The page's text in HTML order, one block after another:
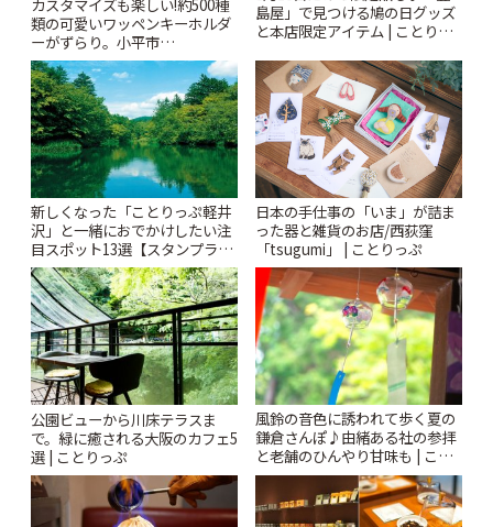
類の可愛いワッペンキーホルダ
ーがずらり。小平市
「Kimamaya T&K」 | ことりっ
ぷ
島屋」で見つける鳩の日グッズ
と本店限定アイテム | ことりっ
新しくなった「ことりっぷ軽井
沢」と一緒におでかけしたい注
目スポット13選【スタンプラリ
ー開催中】 | ことりっぷ
日本の手仕事の「いま」が詰ま
った器と雑貨のお店/西荻窪
「tsugumi」 | ことりっぷ
公園ビューから川床テラスま
で。緑に癒される大阪のカフェ5
選 | ことりっぷ
風鈴の音色に誘われて歩く夏の
鎌倉さんぽ♪由緒ある社の参拝
と老舗のひんやり甘味も | こと
りっぷ